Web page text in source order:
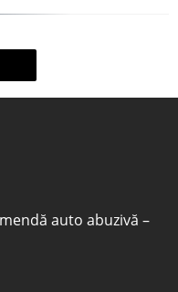
auto abuzivă –